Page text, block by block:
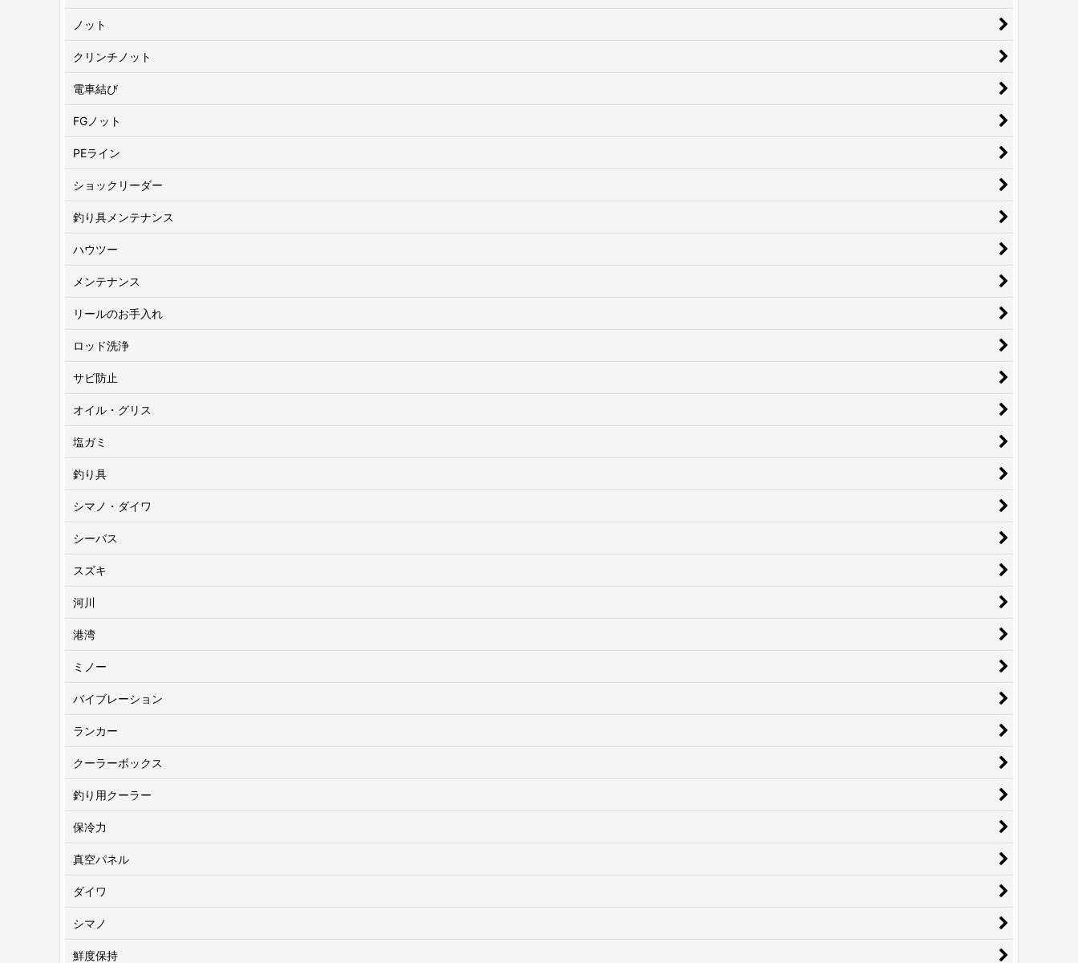
ノット
クリンチノット
電車結び
FGノット
PEライン
ショックリーダー
釣り具メンテナンス
ハウツー
メンテナンス
リールのお手入れ
ロッド洗浄
サビ防止
オイル・グリス
塩ガミ
釣り具
シマノ・ダイワ
シーバス
スズキ
河川
港湾
ミノー
バイブレーション
ランカー
クーラーボックス
釣り用クーラー
保冷力
真空パネル
ダイワ
シマノ
鮮度保持